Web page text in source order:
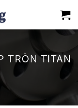
TRÒN TITAN